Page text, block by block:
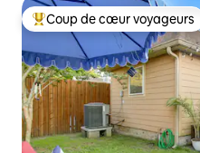
Coups de cœur voyageurs
Coup de cœur voyageurs